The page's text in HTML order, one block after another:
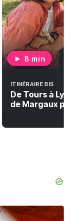
8 min
ITINÉRAIRE BIS
De Tours à
de Margaux